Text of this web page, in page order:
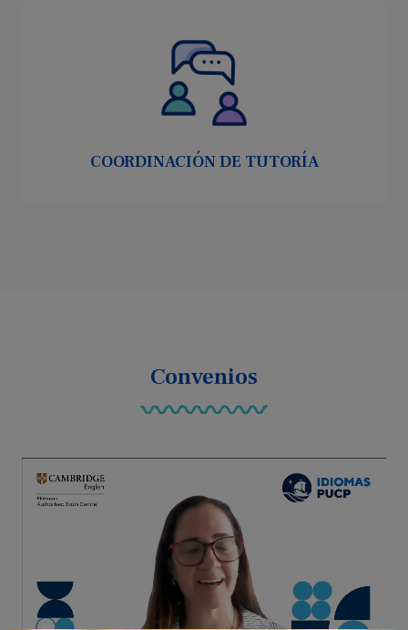
COORDINACIÓN DE TUTORÍA
Convenios